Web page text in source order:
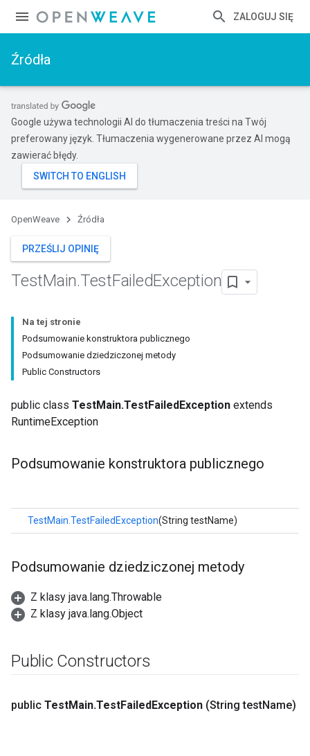
ZALOGUJ SIĘ
Źródła
Google używa technologii AI do tłumaczenia treści na Twój
preferowany język. Tłumaczenia wygenerowane przez AI mogą
zawierać błędy.
OpenWeave Źródła
PRZEŚLIJ OPINIĘ
TestMain.TestFailedException
Na tej stronie
Podsumowanie konstruktora publicznego
Podsumowanie dziedziczonej metody
Public Constructors
public class TestMain.TestFailedException extends
RuntimeException
Podsumowanie konstruktora publicznego
TestMain.TestFailedException(String testName)
Podsumowanie dziedziczonej metody
Z klasy java.lang.Throwable
Z klasy java.lang.Object
Public Constructors
public TestMain.TestFailedException (String testName)